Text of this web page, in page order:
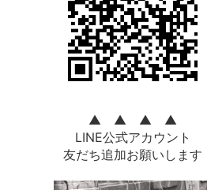
▲ ▲ ▲ ▲
LINE公式アカウント
友だち追加お願いします